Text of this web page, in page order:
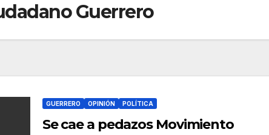
Guerrero
GUERRERO OPINIÓN POLÍTICA
Se cae a pedazos Movimiento